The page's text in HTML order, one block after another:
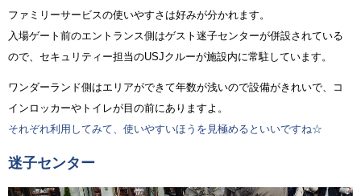
ファミリーサービスの使いやすさは好みが分かれます。
入場ゲート前のエントランス側はゲスト迷子センターが併設されている
ので、セキュリティー担当のUSJクルーが施設内に常駐しています。
ワンダーランド側はエリアができて年数が浅いので設備がきれいで、コ
インロッカーやトイレが目の前にありますよ。
それぞれ利用してみて、使いやすいほうを見極めるといいですね☆
迷子センター